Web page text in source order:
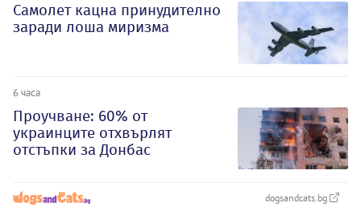
Самолет кацна принудително
заради лоша миризма
6 часа
Проучване: 60% от
украинците отхвърлят
отстъпки за Донбас
dogsandcats.bg